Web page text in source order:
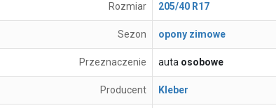
Rozmiar 205/40 R17
Sezon opony zimowe
Przeznaczenie auta osobowe
Producent Kleber